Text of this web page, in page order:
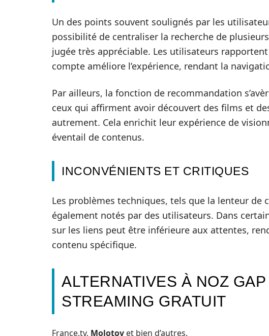
Un des points souvent soulignés par les
possibilité de centraliser la recherche de
jugée très appréciable. Les utilisateurs
compte améliore l’expérience, rendant la
Par ailleurs, la fonction de recommandation
ceux qui affirment avoir découvert des films et
autrement. Cela enrichit leur expérience de
éventail de contenus.
INCONVÉNIENTS ET CRITIQUES
Les problèmes techniques, tels que la lenteur de
également notés par des utilisateurs. Dans
sur les liens peut être inférieure aux attentes,
contenu spécifique.
ALTERNATIVES À NOZ
STREAMING GRATUIT
France.tv, Molotov et bien d’autres.